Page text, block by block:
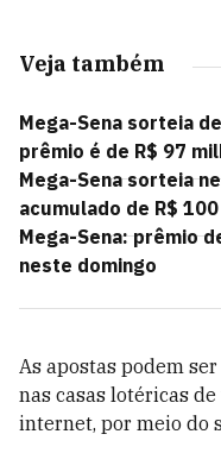
Veja também
Mega-Sena sorteia
prêmio é de R$ 97
Mega-Sena sorteia
acumulado de R$
Mega-Sena: prêmio
neste domingo
As apostas podem
nas casas lotéricas
internet, por meio do